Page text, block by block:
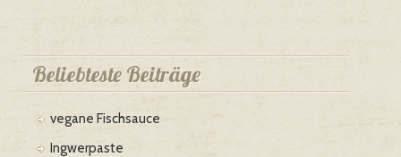
Beliebteste Beiträge
vegane Fischsauce
Ingwerpaste